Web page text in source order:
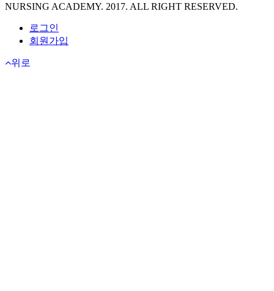
NURSING ACADEMY. 2017. ALL RIGHT RESERVED.
로그인
회원가입
위로